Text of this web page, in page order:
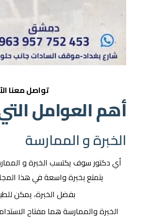
تواصل معنا
أهم العوامل
الخبرة و الممارسة
أي دكتور سوف يكتسب الخبرة و
يتمتع بخبرة واسعة في هذا
بفضل الخبرة، يمكن
الخبرة والممارسة هما مفتاح